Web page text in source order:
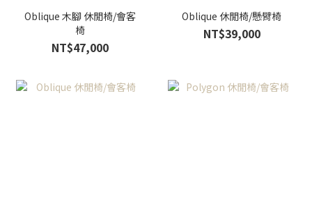
Oblique 木腳 休閒椅/會客
椅
NT$47,000
Oblique 休閒椅/懸臂椅
NT$39,000